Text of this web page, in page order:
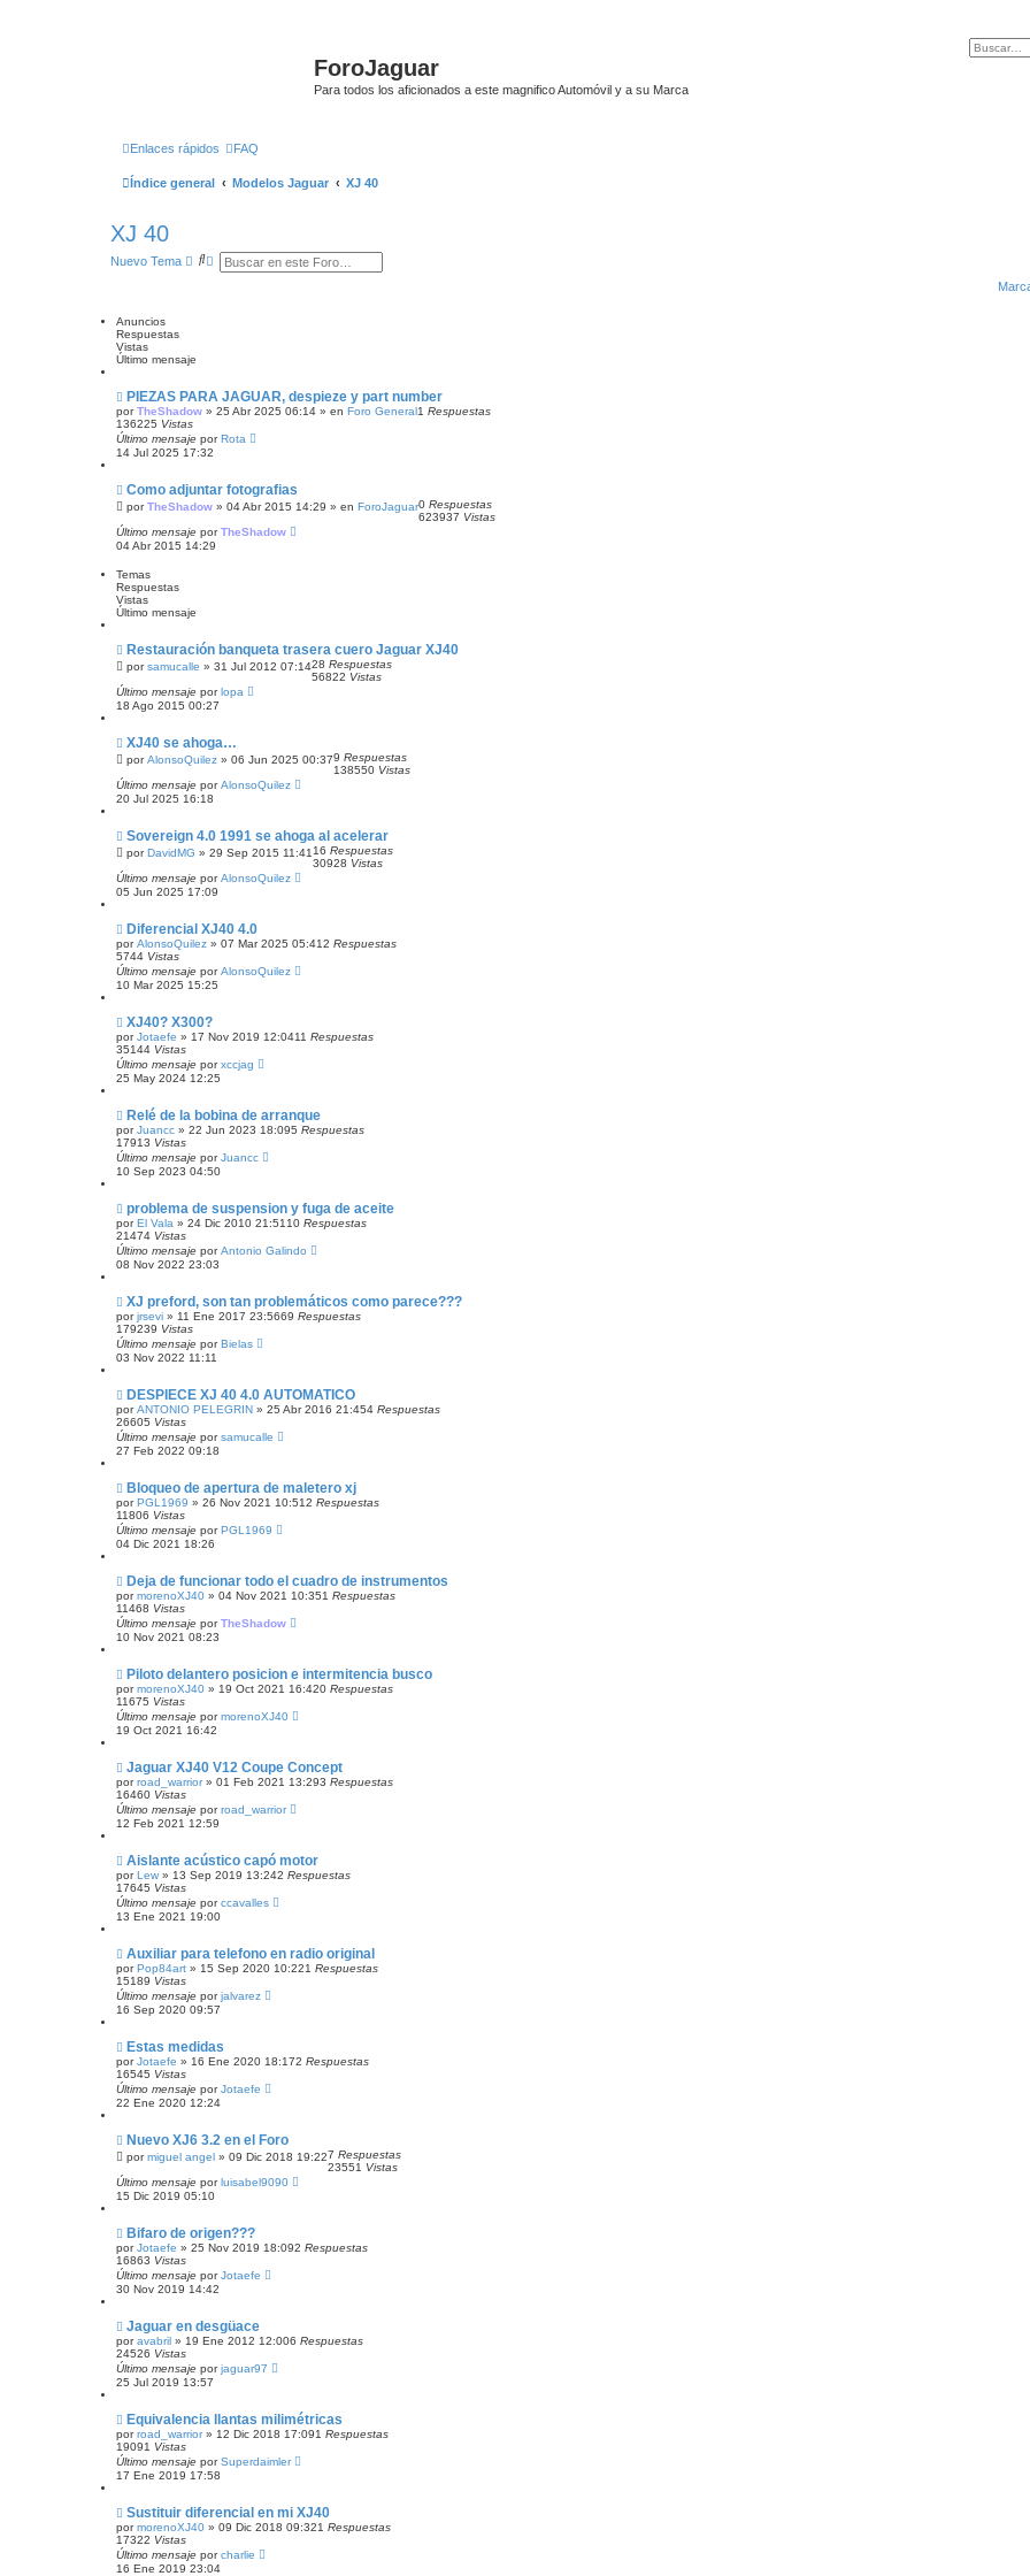
ForoJaguar
Para todos los aficionados a este magnifico Automóvil y a su Marca
Enlaces rápidos FAQ
Índice general Modelos Jaguar XJ 40
XJ 40
Nuevo Tema
B B
a
n
a
Anuncios
Respuestas
Vistas
Último mensaje
PIEZAS PARA JAGUAR, despieze y part number
porTheShadow » 25 Abr 2025 06:14 » en Foro General1 Respuestas
136225 Vistas
Último mensaje porRota
14 Jul 2025 17:32
Como adjuntar fotografias
porTheShadow » 04 Abr 2015 14:29 » en ForoJaguar0 Respuestas
623937 Vistas
Último mensaje porTheShadow
04 Abr 2015 14:29
Temas
Respuestas
Vistas
Último mensaje
Restauración banqueta trasera cuero Jaguar XJ40
porsamucalle » 31 Jul 2012 07:1428 Respuestas
56822 Vistas
Último mensaje porlopa
18 Ago 2015 00:27
XJ40 se ahoga…
porAlonsoQuilez » 06 Jun 2025 00:379 Respuestas
138550 Vistas
Último mensaje porAlonsoQuilez
20 Jul 2025 16:18
Sovereign 4.0 1991 se ahoga al acelerar
porDavidMG » 29 Sep 2015 11:41 16 Respuestas
30928 Vistas
Último mensaje porAlonsoQuilez
05 Jun 2025 17:09
Diferencial XJ40 4.0
porAlonsoQuilez » 07 Mar 2025 05:412 Respuestas
5744 Vistas
Último mensaje porAlonsoQuilez
10 Mar 2025 15:25
XJ40? X300?
porJotaefe » 17 Nov 2019 12:0411 Respuestas
35144 Vistas
Último mensaje porxccjag
25 May 2024 12:25
Relé de la bobina de arranque
porJuancc » 22 Jun 2023 18:095 Respuestas
17913 Vistas
Último mensaje porJuancc
10 Sep 2023 04:50
problema de suspension y fuga de aceite
porEl Vala » 24 Dic 2010 21:51 10 Respuestas
21474 Vistas
Último mensaje porAntonio Galindo
08 Nov 2022 23:03
XJ preford, son tan problemáticos como parece???
porjrsevi » 11 Ene 2017 23:5669 Respuestas
179239 Vistas
Último mensaje porBielas
03 Nov 2022 11:11
DESPIECE XJ 40 4.0 AUTOMATICO
porANTONIO PELEGRIN » 25 Abr 2016 21:454 Respuestas
26605 Vistas
Último mensaje porsamucalle
27 Feb 2022 09:18
Bloqueo de apertura de maletero xj
porPGL1969 » 26 Nov 2021 10:512 Respuestas
11806 Vistas
Último mensaje porPGL1969
04 Dic 2021 18:26
Deja de funcionar todo el cuadro de instrumentos
pormorenoXJ40 » 04 Nov 2021 10:351 Respuestas
11468 Vistas
Último mensaje porTheShadow
10 Nov 2021 08:23
Piloto delantero posicion e intermitencia busco
pormorenoXJ40 » 19 Oct 2021 16:420 Respuestas
11675 Vistas
Último mensaje pormorenoXJ40
19 Oct 2021 16:42
Jaguar XJ40 V12 Coupe Concept
porroad_warrior» 01 Feb 2021 13:293 Respuestas
16460 Vistas
Último mensaje porroad_warrior
12 Feb 2021 12:59
Aislante acústico capó motor
porLew » 13 Sep 2019 13:242 Respuestas
17645 Vistas
Último mensaje porccavalles
13 Ene 2021 19:00
Auxiliar para telefono en radio original
porPop84art » 15 Sep 2020 10:221 Respuestas
15189 Vistas
Último mensaje porjalvarez
16 Sep 2020 09:57
Estas medidas
porJotaefe » 16 Ene 2020 18:172 Respuestas
16545 Vistas
Último mensaje porJotaefe
22 Ene 2020 12:24
Nuevo XJ6 3.2 en el Foro
pormiguel angel » 09 Dic 2018 19:227 Respuestas
23551 Vistas
Último mensaje porluisabel9090
15 Dic 2019 05:10
Bifaro de origen???
porJotaefe » 25 Nov 2019 18:092 Respuestas
16863 Vistas
Último mensaje porJotaefe
30 Nov 2019 14:42
Jaguar en desgüace
poravabril » 19 Ene 2012 12:006 Respuestas
24526 Vistas
Último mensaje porjaguar97
25 Jul 2019 13:57
Equivalencia llantas milimétricas
porroad_warrior» 12 Dic 2018 17:091 Respuestas
19091 Vistas
Último mensaje porSuperdaimler
17 Ene 2019 17:58
Sustituir diferencial en mi XJ40
pormorenoXJ40 » 09 Dic 2018 09:321 Respuestas
17322 Vistas
Último mensaje porcharlie
16 Ene 2019 23:04